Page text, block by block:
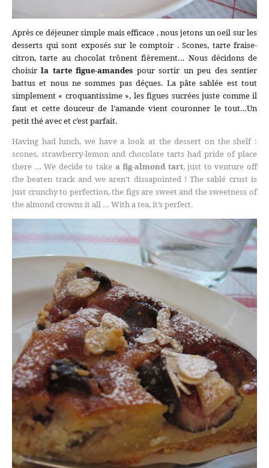
Après ce déjeuner simple mais efficace , nous jetons un oeil sur les
desserts qui sont exposés sur le comptoir . Scones, tarte fraise-
citron, tarte au chocolat trônent fièrement… Nous décidons de
choisir la tarte figue-amandes pour sortir un peu des sentier
battus et nous ne sommes pas déçues. La pâte sablée est tout
simplement « croquantissime », les figues sucrées juste comme il
faut et cette douceur de l’amande vient couronner le tout…Un
petit thé avec et c’est parfait.
Having had lunch, we have a look at the dessert on the shelf :
scones, strawberry-lemon and chocolate tarts had pride of place
there … We decide to takea fig-almond tart, just to venture off
the beaten track and we aren’t dissapointed ! The sablé crust is
just crunchy to perfection, the figs are sweet and the sweetness of
the almond crowns it all … With a tea, it’s perfect.